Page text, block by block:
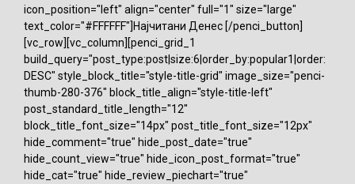
icon_position="left" align="center" full="1" size="large"
text_color="#FFFFFF"]Најчитани Денес [/penci_button]
[vc_row][vc_column][penci_grid_1
build_query="post_type:post|size:6|order_by:popular1|order:
DESC" style_block_title="style-title-grid" image_size="penci-
thumb-280-376" block_title_align="style-title-left"
post_standard_title_length="12"
block_title_font_size="14px" post_title_font_size="12px"
hide_comment="true" hide_post_date="true"
hide_count_view="true" hide_icon_post_format="true"
hide_cat="true" hide_review_piechart="true"